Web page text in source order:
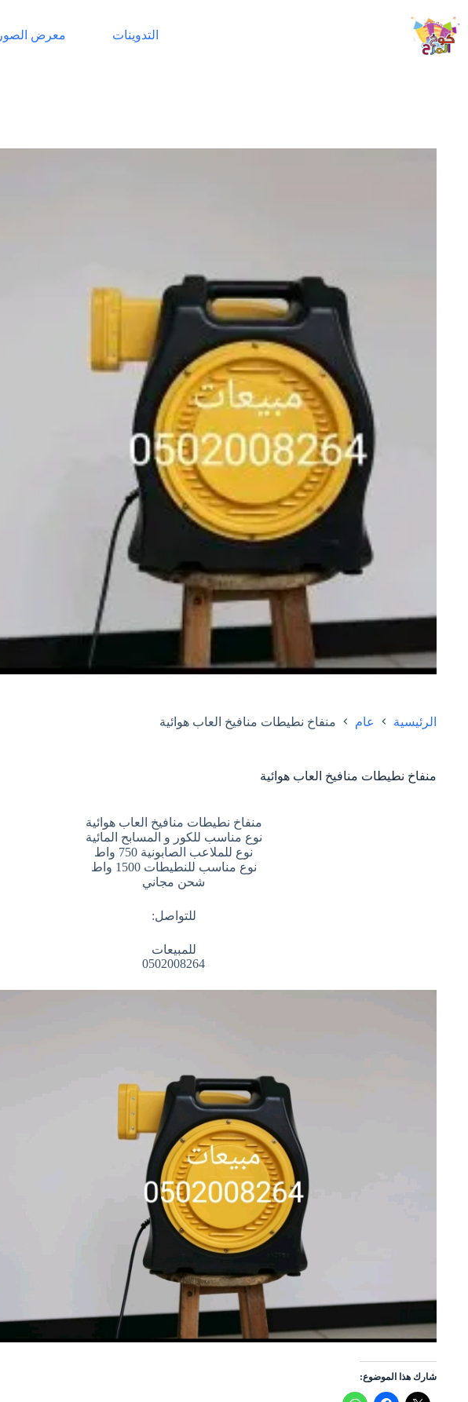
إلى
المحتوى
التدوينات معرض الصور
الرئيسية عام منفاخ نطيطات منافيخ العاب هوائية
منفاخ نطيطات منافيخ العاب هوائية
منفاخ نطيطات منافيخ العاب هوائية
نوع مناسب للكور و المسابح المائية
نوع للملاعب الصابونية 750 واط
نوع مناسب للنطيطات 1500 واط
شحن مجاني
للتواصل:
للمبيعات
0502008264
شارك هذا الموضوع: